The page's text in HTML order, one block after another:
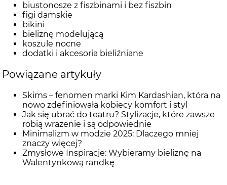
biustonosze z fiszbinami i bez fiszbin
figi damskie
bikini
bieliznę modelującą
koszule nocne
dodatki i akcesoria bieliźniane
Powiązane artykuły
Skims – fenomen marki Kim Kardashian, która na
nowo zdefiniowała kobiecy komfort i styl
Jak się ubrać do teatru? Stylizacje, które zawsze
robią wrażenie i są odpowiednie
Minimalizm w modzie 2025: Dlaczego mniej
znaczy więcej?
Zmysłowe Inspiracje: Wybieramy bieliznę na
Walentynkową randkę